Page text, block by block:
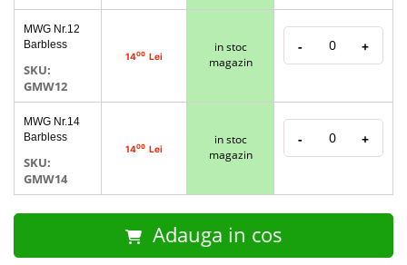
MWG Nr.12
Barbless
SKU:
GMW12
1400 Lei
in stoc
magazin
- +
MWG Nr.14
Barbless
SKU:
GMW14
1400 Lei
in stoc
magazin
- +
Adauga in cos